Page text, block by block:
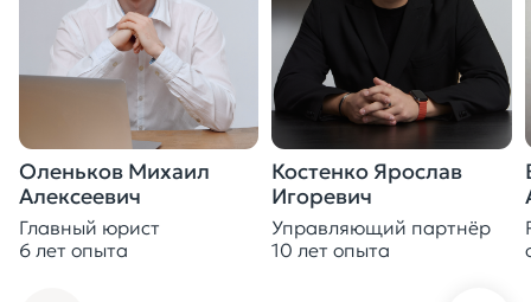
Оленьков Михаил
Алексеевич
Главный юрист
6 лет опыта
Костенко Ярослав
Игоревич
Управляющий партнёр
10 лет опыта